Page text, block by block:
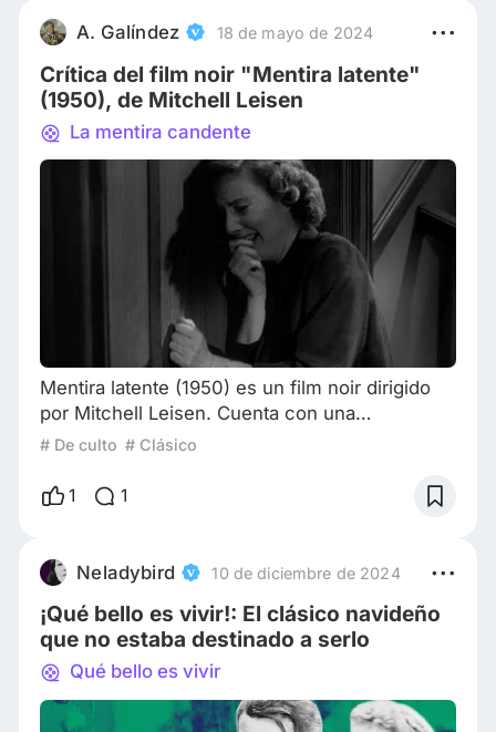
mejores películas de todos los tiempos.
Aunque no fue un éxito rotundo en su estreno,
con el tiempo
A. Galíndez 18 de mayo de 2024
Crítica del film noir "Mentira latente"
(1950), de Mitchell Leisen
La mentira candente
Mentira latente (1950) es un film noir dirigido
por Mitchell Leisen. Cuenta con una
interpretación sobresaliente de Barbara
actriz, sólo tres años antes, había participado
este ingenioso noir de 1950 se encuentran
John Lund y Lyle Bettger, entre otros.
Stanwyck Helen Fer
# De culto # Clásico
1 1
Neladybird 10 de diciembre de 2024
¡Qué bello es vivir!: El clásico navideño
que no estaba destinado a serlo
Qué bello es vivir